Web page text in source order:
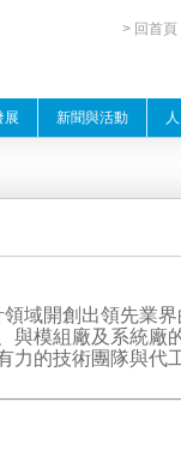
> 回首頁
展 新聞與活動
開創出領先業界
與模組廠及系統廠
力的技術團隊與代